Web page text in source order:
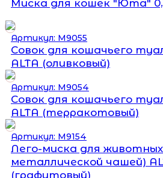
Миска для кошек "Юта"
Артикул: М9055
Совок для кошачьего
ALTA (оливковый)
Артикул: М9054
Совок для кошачьего
ALTA (терракотовый)
Артикул: М9154
Лего-миска для животных
металлической чашей)
(графитовый)